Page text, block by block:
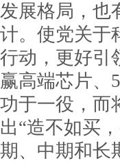
发展格局，也
计。使党关于
行动，更好引
赢高端芯片、
功于一役，而
出“造不如买
期、中期和长